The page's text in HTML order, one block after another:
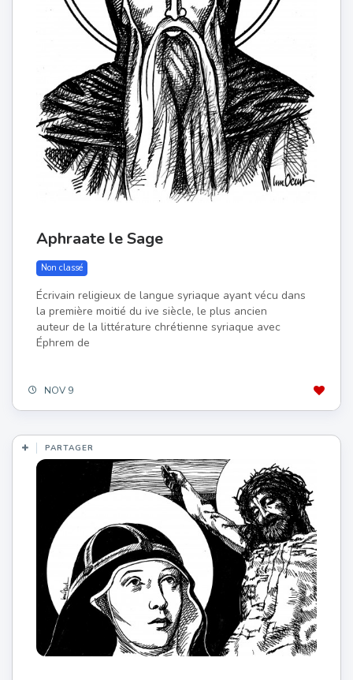
Aphraate le Sage
Non classé
Écrivain religieux de langue syriaque ayant vécu dans
la première moitié du ive siècle, le plus ancien
auteur de la littérature chrétienne syriaque avec
Éphrem de
NOV 9
PARTAGER